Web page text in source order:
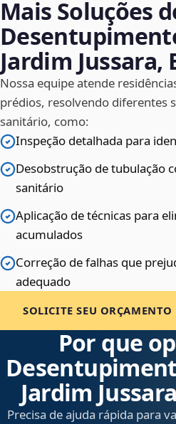
Mais Soluções
Jardim Jussara,
Nossa equipe atende
prédios, resolvendo diferentes
sanitário, como:
Inspeção detalhada para
Desobstrução de tubulação
sanitário
Aplicação de técnicas para
acumulados
Correção de falhas que
adequado
SOLICITE SEU ORÇAMENTO
Por que
Jardim
Precisa de ajuda rápida para